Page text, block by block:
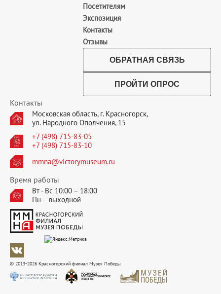
© 2013-2026 Красногорский филиал Музея Победы
Посетителям
Экспозиция
Контакты
Отзывы
ОБРАТНАЯ СВЯЗЬ
ПРОЙТИ ОПРОС
Контакты
Московская область, г. Красногорск,
ул. Народного Ополчения, 15
+7 (498) 715-83-05
+7 (498) 715-83-10
mmna@victorymuseum.ru
Время работы
Вт - Вс 10:00 – 18:00
Пн – выходной